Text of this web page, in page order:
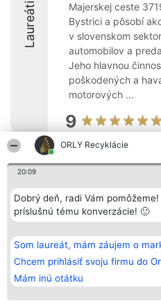
ORLY Recyklácie
20:09
Dobrý deň, radi Vám
príslušnú tému konverzácie! 🙂
Som laureát, mám záujem o
Chcem prihlásiť svoju firmu do
Mám inú otátku
Laureáti
Majerskej ceste
Bystrici a pôsobí
v slovenskom
automobilov a
Jeho hlavnou
poškodených a
motorových ...
9
Organizátor hodnotenia
o. sp. k.
ul. Ruska 22
Wrocław 50-079
KRS 0000749100 | Regon
+48 508 492 400
Lista
ochrany